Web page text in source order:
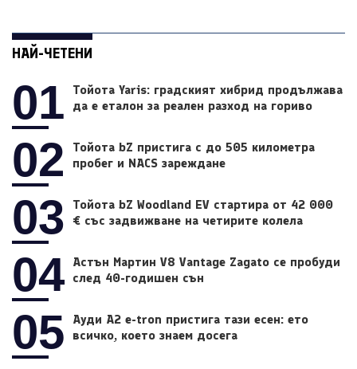
НАЙ-ЧЕТЕНИ
01
Тойота Yaris: градският хибрид продължава
да е еталон за реален разход на гориво
02
Тойота bZ пристига с до 505 километра
пробег и NACS зареждане
03
Тойота bZ Woodland EV стартира от 42 000
€ със задвижване на четирите колела
04 Астън Мартин V8 Vantage Zagato се пробуди
след 40-годишен сън
05
Ауди A2 e-tron пристига тази есен: ето
всичко, което знаем досега